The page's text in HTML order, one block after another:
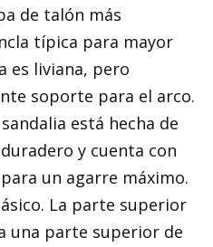
de talón más
típica para mayor
es liviana, pero
soporte para el arco.
está hecha de
y cuenta con
un agarre máximo.
La parte superior
una parte superior de